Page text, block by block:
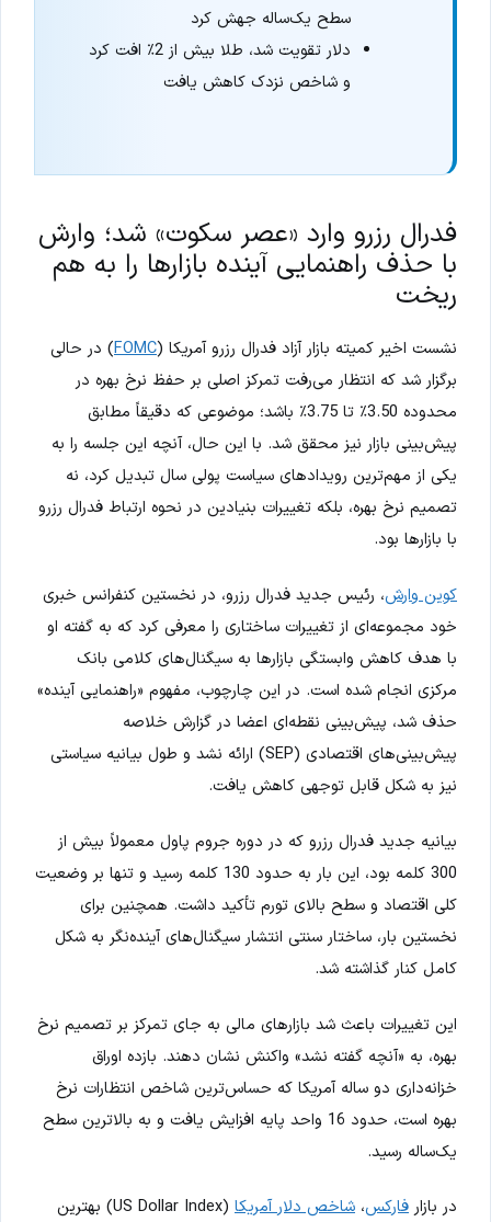
سطح یک‌ساله جهش کرد
دلار تقویت شد، طلا بیش از 2٪ افت کرد
و شاخص نزدک کاهش یافت
فدرال رزرو وارد «عصر سکوت» شد؛ وارش
با حذف راهنمایی آینده بازارها را به هم
ریخت
نشست اخیر کمیته بازار آزاد فدرال رزرو آمریکا (FOMC) در حالی
برگزار شد که انتظار می‌رفت تمرکز اصلی بر حفظ نرخ بهره در
محدوده 3.50٪ تا 3.75٪ باشد؛ موضوعی که دقیقاً مطابق
پیش‌بینی بازار نیز محقق شد. با این حال، آنچه این جلسه را به
یکی از مهم‌ترین رویدادهای سیاست پولی سال تبدیل کرد، نه
تصمیم نرخ بهره، بلکه تغییرات بنیادین در نحوه ارتباط فدرال رزرو
با بازارها بود.
کوین وارش، رئیس جدید فدرال رزرو، در نخستین کنفرانس خبری
خود مجموعه‌ای از تغییرات ساختاری را معرفی کرد که به گفته او
با هدف کاهش وابستگی بازارها به سیگنال‌های کلامی بانک
مرکزی انجام شده است. در این چارچوب، مفهوم «راهنمایی آینده»
حذف شد، پیش‌بینی نقطه‌ای اعضا در گزارش خلاصه
پیش‌بینی‌های اقتصادی (SEP) ارائه نشد و طول بیانیه سیاستی
نیز به شکل قابل توجهی کاهش یافت.
بیانیه جدید فدرال رزرو که در دوره جروم پاول معمولاً بیش از
300 کلمه بود، این بار به حدود 130 کلمه رسید و تنها بر وضعیت
کلی اقتصاد و سطح بالای تورم تأکید داشت. همچنین برای
نخستین بار، ساختار سنتی انتشار سیگنال‌های آینده‌نگر به شکل
کامل کنار گذاشته شد.
این تغییرات باعث شد بازارهای مالی به جای تمرکز بر تصمیم نرخ
بهره، به «آنچه گفته نشد» واکنش نشان دهند. بازده اوراق
خزانه‌داری دو ساله آمریکا که حساس‌ترین شاخص انتظارات نرخ
بهره است، حدود 16 واحد پایه افزایش یافت و به بالاترین سطح
یک‌ساله رسید.
در بازار فارکس، شاخص دلار آمریکا (US Dollar Index) بهترین